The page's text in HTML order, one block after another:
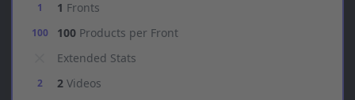
1 1 Fronts
100 100 Products per Front
Extended Stats
2 2 Videos